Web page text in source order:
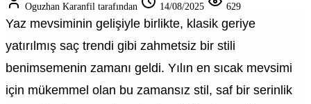
Oguzhan Karanfil tarafından 14/08/2025 629
Yaz mevsiminin gelişiyle birlikte, klasik geriye
yatırılmış saç trendi gibi zahmetsiz bir stili
benimsemenin zamanı geldi. Yılın en sıcak mevsimi
için mükemmel olan bu zamansız stil, saf bir serinlik